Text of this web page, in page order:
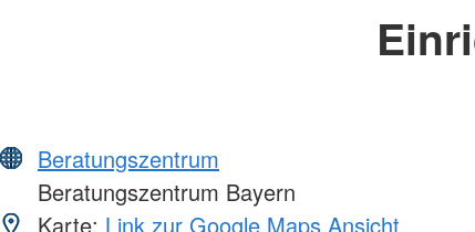
Beratungszentrum
Beratungszentrum Bayern
Karte: Link zur Google Maps Ansicht